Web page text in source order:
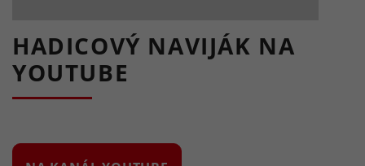
HADICOVÝ NAVIJÁK NA
YOUTUBE